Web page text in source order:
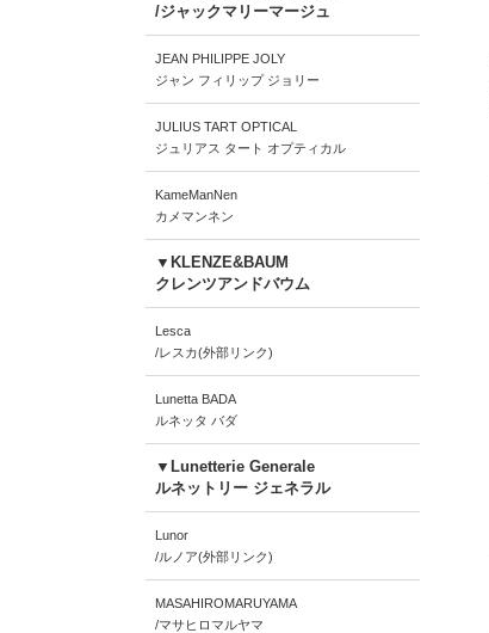
/ジャックマリーマージュ
JEAN PHILIPPE JOLY
ジャン フィリップ ジョリー
JULIUS TART OPTICAL
ジュリアス タート オプティカル
KameManNen
カメマンネン
▼KLENZE&BAUM
クレンツアンドバウム
Lesca
/レスカ(外部リンク)
Lunetta BADA
ルネッタ バダ
▼Lunetterie Generale
ルネットリー ジェネラル
Lunor
/ルノア(外部リンク)
MASAHIROMARUYAMA
/マサヒロマルヤマ